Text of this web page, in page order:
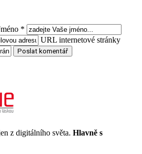
*
URL internetové stránky
z digitálního světa. Hlavně s